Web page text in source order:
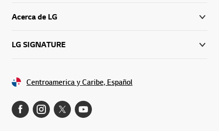
Acerca de LG
LG SIGNATURE
Centroamerica y Caribe, Español